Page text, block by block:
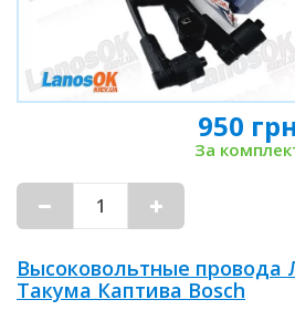
950 грн
За
Высоковольтные провода
Такума Каптива Bosch